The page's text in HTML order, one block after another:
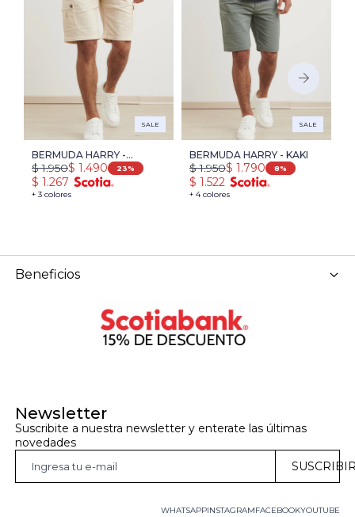
SALE
BERMUDA HARRY -
NATURAL
+ 3 colores
$ 1.490
$ 1.950 23
$ 1.267
SALE
BERMUDA HARRY - KAKI
+ 4 colores
$ 1.790
$ 1.950 8
$ 1.522
Newsletter
Suscribite a nuestra newsletter y enterate las últimas
novedades
WHATSAPP FACEBOOKYOUTUBE
INSTAGRAM
Beneficios